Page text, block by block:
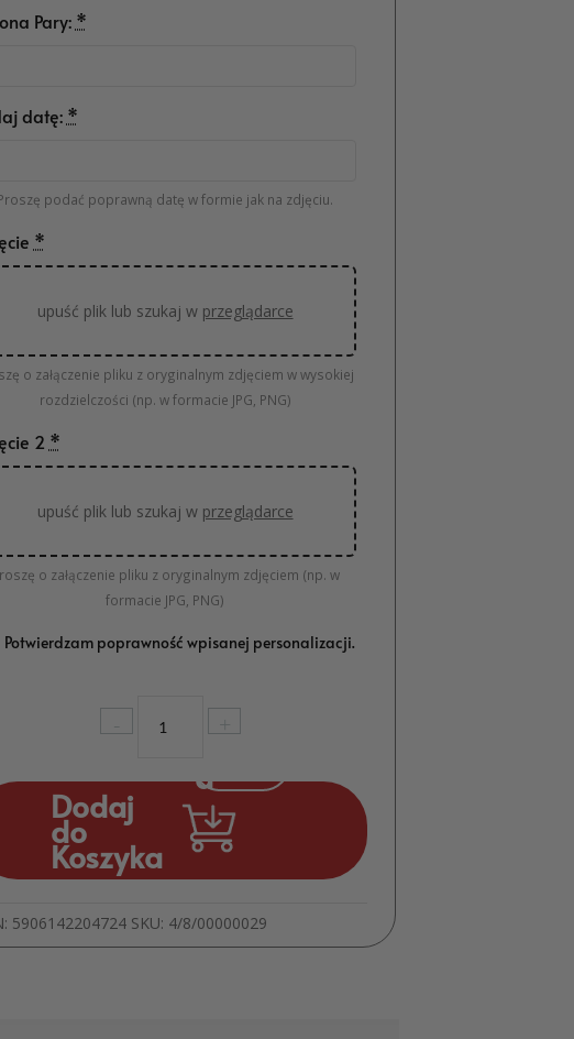
Pary: *
datę: *
podać poprawną datę w formie jak na zdjęciu.
*
upuść plik lub szukaj w przeglądarce
o załączenie pliku z oryginalnym zdjęciem w wysokiej
rozdzielczości (np. w formacie JPG, PNG)
2 *
upuść plik lub szukaj w przeglądarce
o załączenie pliku z oryginalnym zdjęciem (np. w
formacie JPG, PNG)
Potwierdzam poprawność wpisanej personalizacji.
-
Biorą
Up
Ślubny
ze
+
Dodaj
do
Koszyka
5906142204724 SKU: 4/8/00000029